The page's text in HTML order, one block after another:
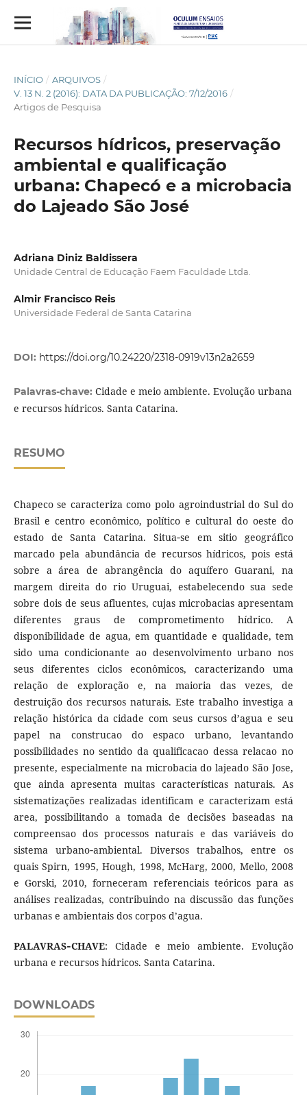
INÍCIO / ARQUIVOS /
V. 13 N. 2 (2016): DATA DA PUBLICAÇÃO: 7/12/2016 /
Artigos de Pesquisa
Recursos hídricos, preservação
ambiental e qualificação
urbana: Chapecó e a microbacia
do Lajeado São José
Adriana Diniz Baldissera
Unidade Central de Educação Faem Faculdade Ltda.
Almir Francisco Reis
Universidade Federal de Santa Catarina
DOI: https://doi.org/10.24220/2318-0919v13n2a2659
Palavras-chave: Cidade e meio ambiente. Evolução urbana
e recursos hídricos. Santa Catarina.
RESUMO
Chapeco se caracteriza como polo agroindustrial do Sul do
Brasil e centro econômico, político e cultural do oeste do
estado de Santa Catarina. Situa‑se em sitio geográfico
marcado pela abundância de recursos hídricos, pois está
sobre a área de abrangência do aquífero Guarani, na
margem direita do rio Uruguai, estabelecendo sua sede
sobre dois de seus afluentes, cujas microbacias apresentam
diferentes graus de comprometimento hídrico. A
disponibilidade de agua, em quantidade e qualidade, tem
sido uma condicionante ao desenvolvimento urbano nos
seus diferentes ciclos econômicos, caracterizando uma
relação de exploração e, na maioria das vezes, de
destruição dos recursos naturais. Este trabalho investiga a
relação histórica da cidade com seus cursos d’agua e seu
papel na construcao do espaco urbano, levantando
possibilidades no sentido da qualificacao dessa relacao no
presente, especialmente na microbacia do lajeado São Jose,
que ainda apresenta muitas características naturais. As
sistematizações realizadas identificam e caracterizam está
area, possibilitando a tomada de decisões baseadas na
compreensao dos processos naturais e das variáveis do
sistema urbano‑ambiental. Diversos trabalhos, entre os
quais Spirn, 1995, Hough, 1998, McHarg, 2000, Mello, 2008
e Gorski, 2010, forneceram referenciais teóricos para as
análises realizadas, contribuindo na discussão das funções
urbanas e ambientais dos corpos d’agua.
PALAVRAS‑CHAVE: Cidade e meio ambiente. Evolução
urbana e recursos hídricos. Santa Catarina.
DOWNLOADS